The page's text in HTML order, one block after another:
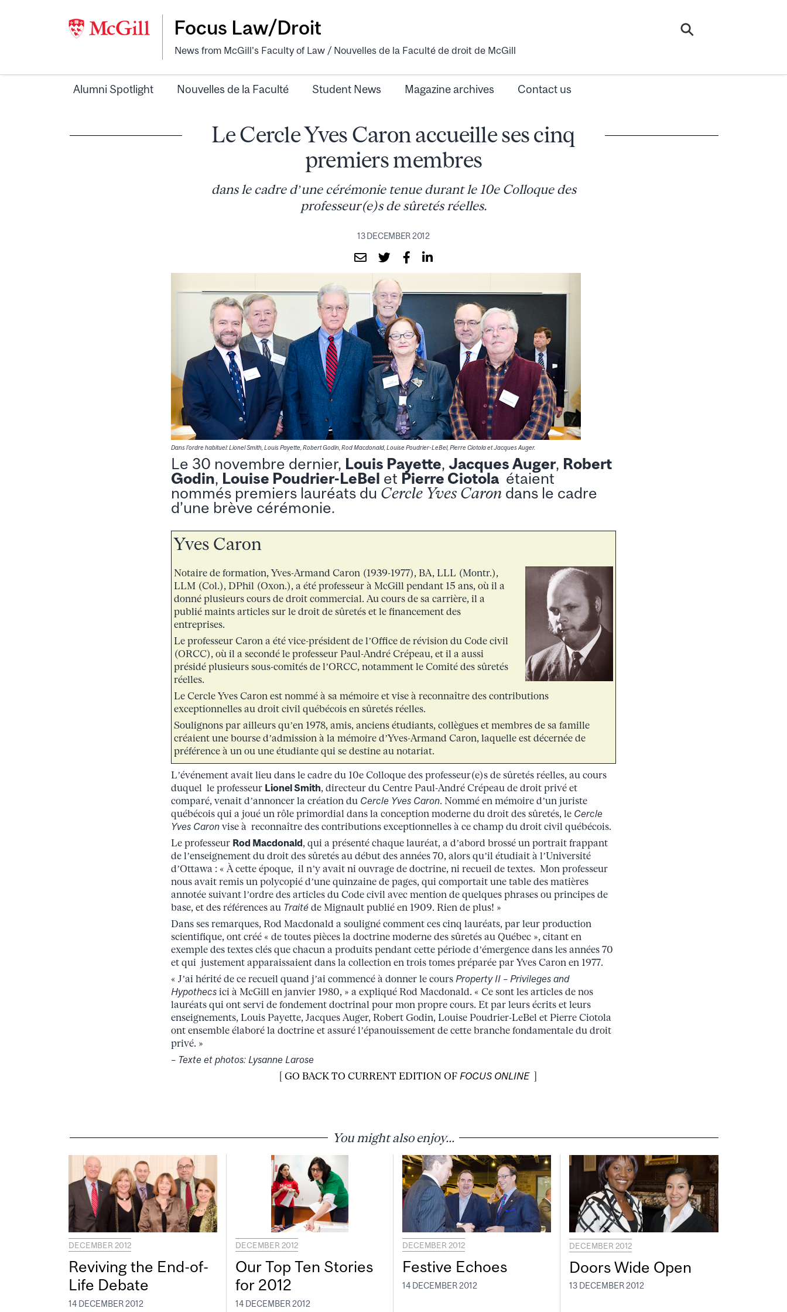
Focus Law/Droit
News from McGill's Faculty of Law / Nouvelles de la Faculté de droit de McGill
Alumni Spotlight Nouvelles de la Faculté Student News Magazine archives Contact us
Le Cercle Yves Caron accueille ses cinq
premiers membres
dans le cadre d’une cérémonie tenue durant le 10e Colloque des
professeur(e)s de sûretés réelles.
13 DECEMBER 2012
Dans l’ordre habituel: Lionel Smith, Louis Payette, Robert Godin, Rod Macdonald, Louise Poudrier-LeBel, Pierre Ciotola et Jacques Auger.
Le 30 novembre dernier, Louis Payette, Jacques Auger, Robert
Godin, Louise Poudrier-LeBel et Pierre Ciotola étaient
nommés premiers lauréats du Cercle Yves Caron dans le cadre
d’une brève cérémonie.
Yves Caron
Notaire de formation, Yves-Armand Caron (1939-1977), BA, LLL (Montr.),
LLM (Col.), DPhil (Oxon.), a été professeur à McGill pendant 15 ans, où il a
donné plusieurs cours de droit commercial. Au cours de sa carrière, il a
publié maints articles sur le droit de sûretés et le financement des
entreprises.
Le professeur Caron a été vice-président de l’Office de révision du Code civil
(ORCC), où il a secondé le professeur Paul-André Crépeau, et il a aussi
présidé plusieurs sous-comités de l’ORCC, notamment le Comité des sûretés
réelles.
Le Cercle Yves Caron est nommé à sa mémoire et vise à reconnaître des contributions
exceptionnelles au droit civil québécois en sûretés réelles.
Soulignons par ailleurs qu’en 1978, amis, anciens étudiants, collègues et membres de sa famille
créaient une bourse d’admission à la mémoire d’Yves-Armand Caron, laquelle est décernée de
préférence à un ou une étudiante qui se destine au notariat.
L’événement avait lieu dans le cadre du 10e Colloque des professeur(e)s de sûretés réelles, au cours
duquel le professeur Lionel Smith, directeur du Centre Paul-André Crépeau de droit privé et
comparé, venait d’annoncer la création du Cercle Yves Caron. Nommé en mémoire d’un juriste
québécois qui a joué un rôle primordial dans la conception moderne du droit des sûretés, le Cercle
Yves Caron vise à reconnaître des contributions exceptionnelles à ce champ du droit civil québécois.
Le professeur Rod Macdonald, qui a présenté chaque lauréat, a d’abord brossé un portrait frappant
de l’enseignement du droit des sûretés au début des années 70, alors qu’il étudiait à l’Université
d’Ottawa : « À cette époque, il n’y avait ni ouvrage de doctrine, ni recueil de textes. Mon professeur
nous avait remis un polycopié d’une quinzaine de pages, qui comportait une table des matières
annotée suivant l’ordre des articles du Code civil avec mention de quelques phrases ou principes de
base, et des références au Traité de Mignault publié en 1909. Rien de plus! »
Dans ses remarques, Rod Macdonald a souligné comment ces cinq lauréats, par leur production
scientifique, ont créé « de toutes pièces la doctrine moderne des sûretés au Québec », citant en
exemple des textes clés que chacun a produits pendant cette période d’émergence dans les années 70
et qui justement apparaissaient dans la collection en trois tomes préparée par Yves Caron en 1977.
« J’ai hérité de ce recueil quand j’ai commencé à donner le cours Property II – Privileges and
Hypothecs ici à McGill en janvier 1980, » a expliqué Rod Macdonald. « Ce sont les articles de nos
lauréats qui ont servi de fondement doctrinal pour mon propre cours. Et par leurs écrits et leurs
enseignements, Louis Payette, Jacques Auger, Robert Godin, Louise Poudrier-LeBel et Pierre Ciotola
ont ensemble élaboré la doctrine et assuré l’épanouissement de cette branche fondamentale du droit
privé. »
– Texte et photos: Lysanne Larose
[ GO BACK TO CURRENT EDITION OF FOCUS ONLINE ]
You might also enjoy...
DECEMBER 2012
Reviving the End-of-
Life Debate
14 DECEMBER 2012
DECEMBER 2012
Our Top Ten Stories
for 2012
14 DECEMBER 2012
DECEMBER 2012
Festive Echoes
14 DECEMBER 2012
DECEMBER 2012
Doors Wide Open
13 DECEMBER 2012